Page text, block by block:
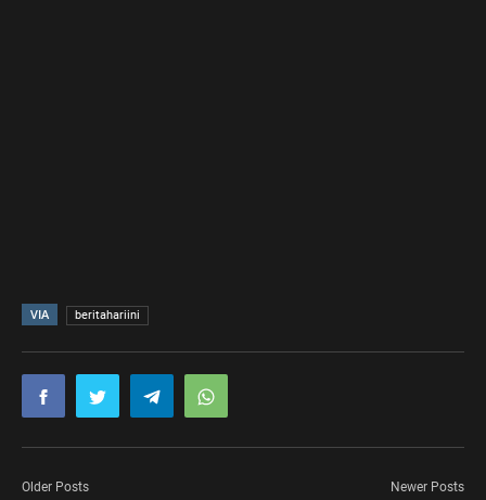
VIA beritahariini
Older Posts Newer Posts